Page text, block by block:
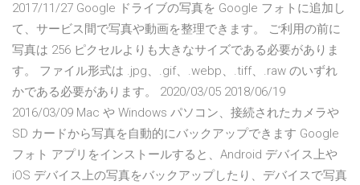
2017/11/27 Google ドライブの写真を Google フォトに追加し
て、サービス間で写真や動画を整理できます。 ご利用の前に
写真は 256 ピクセルよりも大きなサイズである必要がありま
す。 ファイル形式は .jpg、.gif、.webp、.tiff、.raw のいずれ
かである必要があります。 2020/03/05 2018/06/19
2016/03/09 Mac や Windows パソコン、接続されたカメラや
SD カードから写真を自動的にバックアップできます Google
フォト アプリをインストールすると、Android デバイス上や
iOS デバイス上の写真をバックアップしたり、デバイスで写真